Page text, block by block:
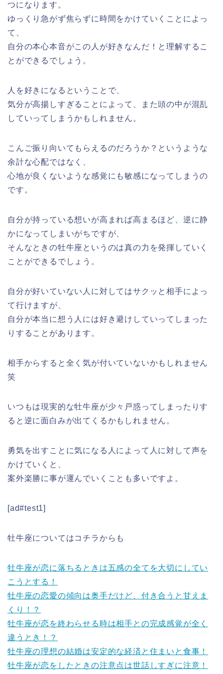
つになります。
ゆっくり急がず焦らずに時間をかけていくことによっ
て、
自分の本心本音がこの人が好きなんだ！と理解するこ
とができるでしょう。
人を好きになるということで、
気分が高揚しすぎることによって、また頭の中が混乱
していってしまうかもしれません。
こんご振り向いてもらえるのだろうか？というような
余計な心配ではなく、
心地が良くないような感覚にも敏感になってしまうの
です。
自分が持っている想いが高まれば高まるほど、逆に静
かになってしまいがちですが、
そんなときの牡牛座というのは真の力を発揮していく
ことができるでしょう。
自分が好いていない人に対してはサクッと相手によっ
て行けますが、
自分が本当に想う人には好き避けしていってしまった
りすることがあります。
相手からすると全く気が付いていないかもしれません
笑
いつもは現実的な牡牛座が少々戸惑ってしまったりす
ると逆に面白みが出てくるかもしれません。
勇気を出すことに気になる人によって人に対して声を
かけていくと、
案外楽勝に事が運んでいくことも多いですよ。
[ad#test1]
牡牛座についてはコチラからも
牡牛座が恋に落ちるときは五感の全てを大切にしてい
こうとする！
牡牛座の恋愛の傾向は奥手だけど、付き合うと甘えま
くり！？
牡牛座が恋を終わらせる時は相手との完成感覚が全く
違うとき！？
牡牛座の理想の結婚は安定的な経済と住まいと食事！
牡牛座が恋をしたときの注意点は世話しすぎに注意！